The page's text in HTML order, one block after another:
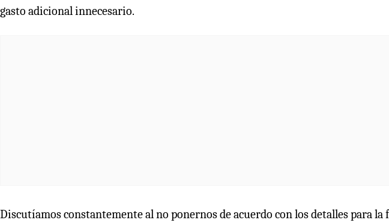
gasto adicional innecesario.
Discutíamos constantemente al no ponernos de acuerdo con los detalles para la